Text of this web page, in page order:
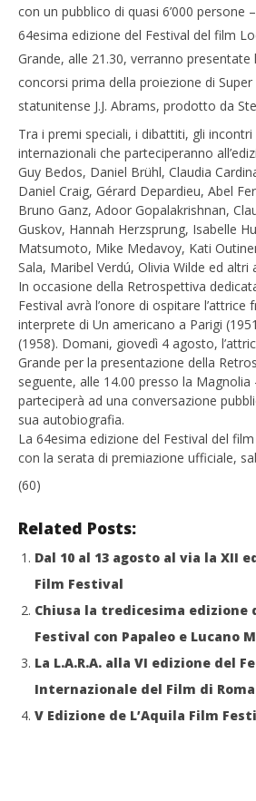
03/08/2011
Redazione
con un pubblico di quasi 6’000 persone
64esima edizione del Festival del film
Grande, alle 21.30, verranno presentate
concorsi prima della proiezione di
statunitense J.J. Abrams, prodotto da
Tra i premi speciali, i dibattiti, gli
internazionali che parteciperanno
Guy Bedos, Daniel Brühl, Claudia
Daniel Craig, Gérard Depardieu, Abel
Bruno Ganz, Adoor Gopalakrishnan,
Guskov, Hannah Herzsprung, Isabelle
Matsumoto, Mike Medavoy, Kati
Sala, Maribel Verdú, Olivia Wilde ed altri
In occasione della Retrospettiva
Festival avrà l’onore di ospitare l’attrice
interprete di Un americano a Parigi
(1958). Domani, giovedì 4 agosto,
Grande per la presentazione della
seguente, alle 14.00 presso la Magnolia
parteciperà ad una conversazione
sua autobiografia.
La 64esima edizione del Festival del
con la serata di premiazione ufficiale,
(60)
Related Posts:
Dal 10 al 13 agosto al via la XII
Film Festival
Chiusa la tredicesima edizione
Festival con Papaleo e Lucano
La L.A.R.A. alla VI edizione del
Internazionale del Film di Roma
V Edizione de L’Aquila Film